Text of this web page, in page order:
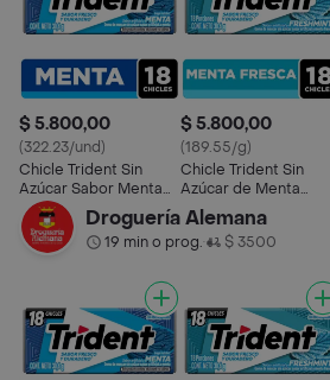
$ 5.800,00
(322.23/und)
Chicle Trident Sin
Azúcar Sabor Menta
18 Und
$ 5.800,00
(189.55/g)
Chicle Trident Sin
Azúcar de Menta
Fresca 18 Und
Droguería Alemana
19 min o prog.• $ 3500